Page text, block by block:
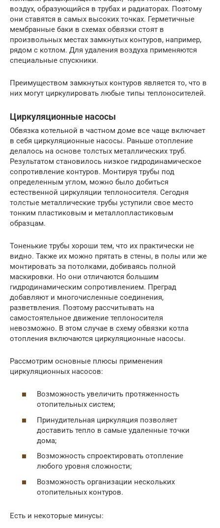
воздух, образующийся в трубах и радиаторах. Поэтому
они ставятся в самых высоких точках. Герметичные
мембранные баки в схемах обвязки стоят в
произвольных местах замкнутых контуров, например,
рядом с котлом. Для удаления воздуха применяются
специальные спускники.
Преимуществом замкнутых контуров является то, что в
них могут циркулировать любые типы теплоносителей.
Циркуляционные насосы
Обвязка котельной в частном доме все чаще включает
в себя циркуляционные насосы. Раньше отопление
делалось на основе толстых металлических труб.
Результатом становилось низкое гидродинамическое
сопротивление контуров. Монтируя трубы под
определенным углом, можно было добиться
естественной циркуляции теплоносителя. Сегодня
толстые металлические трубы уступили свое место
тонким пластиковым и металлопластиковым
образцам.
Тоненькие трубы хороши тем, что их практически не
видно. Также их можно прятать в стены, в полы или же
монтировать за потолками, добиваясь полной
маскировки. Но они отличаются большим
гидродинамическим сопротивлением. Преград
добавляют и многочисленные соединения,
разветвления. Поэтому рассчитывать на
самостоятельное движение теплоносителя
невозможно. В этом случае в схему обвязки котла
отопления включаются циркуляционные насосы.
Рассмотрим основные плюсы применения
циркуляционных насосов:
Возможность увеличить протяженность
отопительных систем;
Принудительная циркуляция позволяет
доставить тепло в самые удаленные точки
дома;
Возможность спроектировать отопление
любого уровня сложности;
Возможность организации нескольких
отопительных контуров.
Есть и некоторые минусы: